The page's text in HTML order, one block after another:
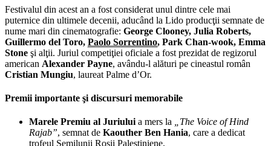
Mother
Sister
Brother”
Festivalul din acest an a fost considerat unul dintre cele mai
puternice din ultimele decenii, aducând la Lido producţii semnate de
nume mari din cinematografie: George Clooney, Julia Roberts,
Guillermo del Toro, Paolo Sorrentino, Park Chan-wook, Emma
Stone şi alţii. Juriul competiţiei oficiale a fost prezidat de regizorul
american Alexander Payne, avându-l alături pe cineastul român
Cristian Mungiu, laureat Palme d’Or.
Premii importante şi discursuri memorabile
Marele Premiu al Juriului a mers la
„The Voice of Hind
Rajab”, semnat de Kaouther Ben Hania, care a dedicat
trofeul Semilunii Roşii Palestiniene.